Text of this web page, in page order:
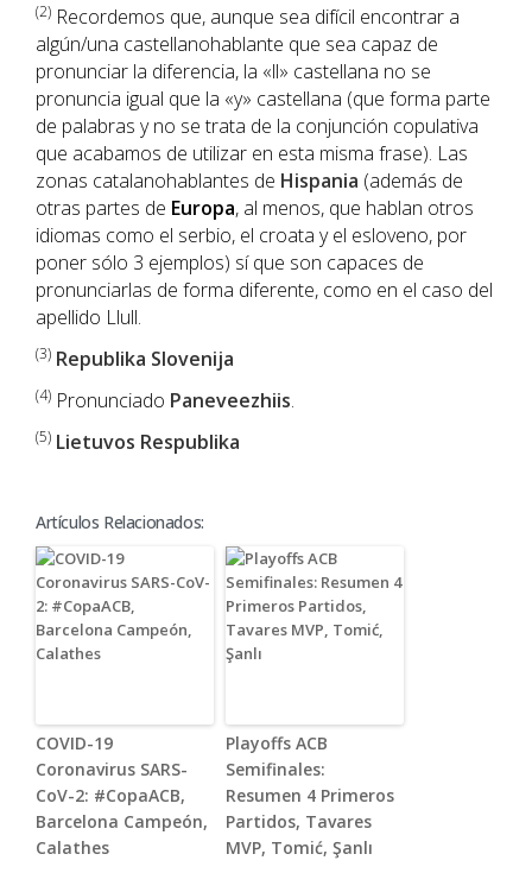
(2) Recordemos que, aunque sea difícil encontrar a
algún/una castellanohablante que sea capaz de
pronunciar la diferencia, la «ll» castellana no se
pronuncia igual que la «y» castellana (que forma parte
de palabras y no se trata de la conjunción copulativa
que acabamos de utilizar en esta misma frase). Las
zonas catalanohablantes de Hispania (además de
otras partes de Europa, al menos, que hablan otros
idiomas como el serbio, el croata y el esloveno, por
poner sólo 3 ejemplos) sí que son capaces de
pronunciarlas de forma diferente, como en el caso del
apellido Llull.
(3) Republika Slovenija
(4) Pronunciado Paneveezhiis.
(5) Lietuvos Respublika
Artículos Relacionados:
COVID-19
Coronavirus SARS-
CoV-2: #CopaACB,
Barcelona Campeón,
Calathes
Playoffs ACB
Semifinales:
Resumen 4 Primeros
Partidos, Tavares
MVP, Tomić, Şanlı